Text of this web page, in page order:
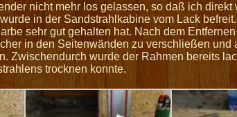
nicht mehr los gelassen, so daß ich direkt
in der Sandstrahlkabine vom Lack
sehr gut gehalten hat. Nach dem
in den Seitenwänden zu verschließen und
Zwischendurch wurde der Rahmen bereits
trocknen konnte.